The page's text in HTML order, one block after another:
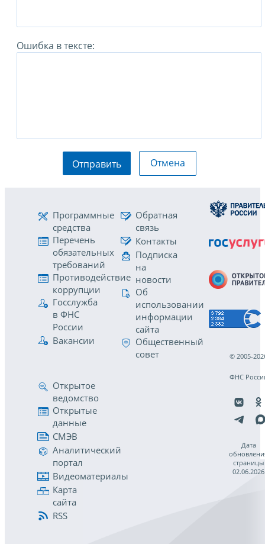
Ошибка в тексте:
Отправить Отмена
Программные
средства
Перечень
обязательных
требований
Противодействие
коррупции
Госслужба
в ФНС
России
Вакансии
Обратная
связь
Контакты
Подписка
на
новости
Об
использовании
информации
сайта
Общественный
совет
Открытое
ведомство
Открытые
данные
СМЭВ
Аналитический
портал
Видеоматериалы
Карта
сайта
RSS
© 2005-
ФНС
Дата
страницы
02.06.2026